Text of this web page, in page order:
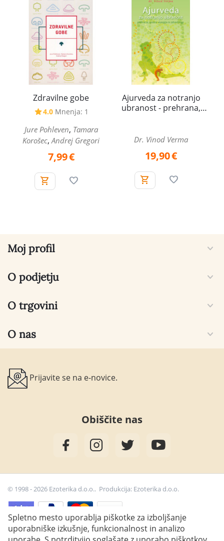
24,90 €
Zdravilne gobe
4.0 Mnenja: 1
Jure Pohleven, Tamara
Korošec,Andrej Gregori
7,99€
Ajurveda za notranjo
ubranost - prehrana,
Dr. Vinod Verma
19,90€
Moj profil
O podjetju
O trgovini
O nas
Prijavite se na e-novice.
Obiščite nas
© 1998 - 2026 Ezoterika d.o.o.. Produkcija: Ezoterika d.o.o.
Spletno mesto uporablja piškotke za izboljšanje
uporabniške izkušnje, funkcionalnost in analizo